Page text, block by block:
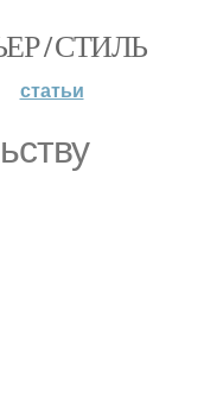
/ СТИЛЬ
статьи